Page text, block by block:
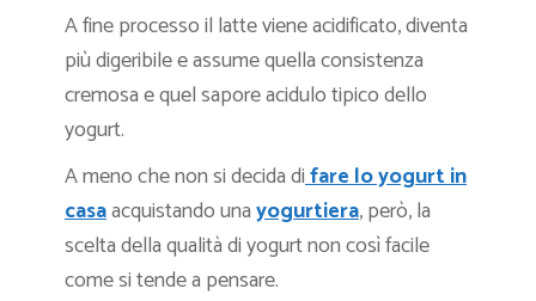
A fine processo il latte viene acidificato, diventa
più digeribile e assume quella consistenza
cremosa e quel sapore acidulo tipico dello
yogurt.
A meno che non si decida difare lo yogurt in
casaacquistando unayogurtiera, però, la
scelta della qualità di yogurt non così facile
come si tende a pensare.